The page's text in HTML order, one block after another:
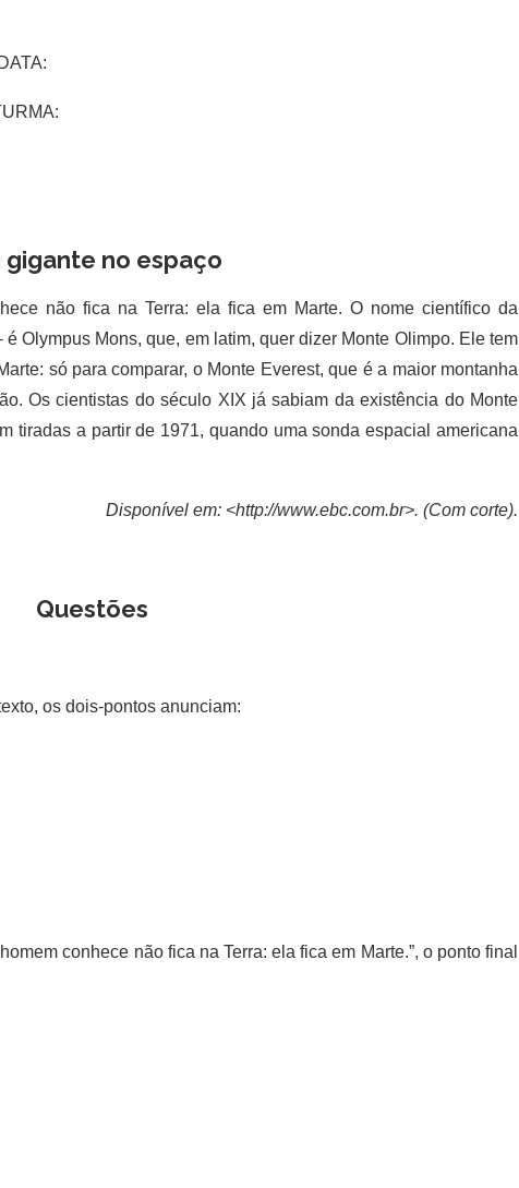
gigante no espaço
não fica na Terra: ela fica em Marte. O nome científico da
Olympus Mons, que, em latim, quer dizer Monte Olimpo. Ele tem
só para comparar, o Monte Everest, que é a maior montanha
Os cientistas do século XIX já sabiam da existência do Monte
tiradas a partir de 1971, quando uma sonda espacial americana
Disponível em: <http://www.ebc.com.br>. (Com corte).
Questões
os dois-pontos anunciam:
conhece não fica na Terra: ela fica em Marte.”, o ponto final